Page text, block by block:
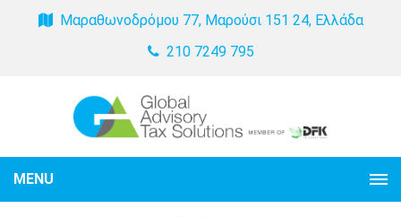
Μαραθωνοδρόμου 77, Μαρούσι 151 24, Ελλάδα
210 7249 795
MENU